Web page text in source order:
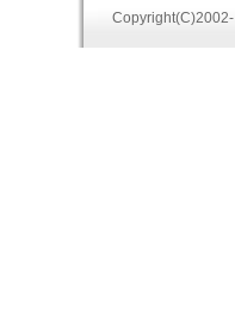
Copyright(C)2002-